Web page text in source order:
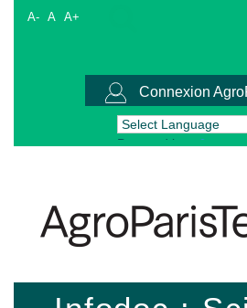
A- A A+
Connexion
Powered by